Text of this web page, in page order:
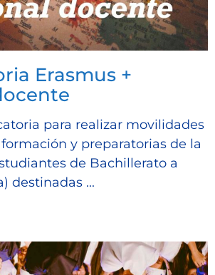
Erasmus +
para realizar movilidades
y preparatorias de la
de Bachillerato a
destinadas ...